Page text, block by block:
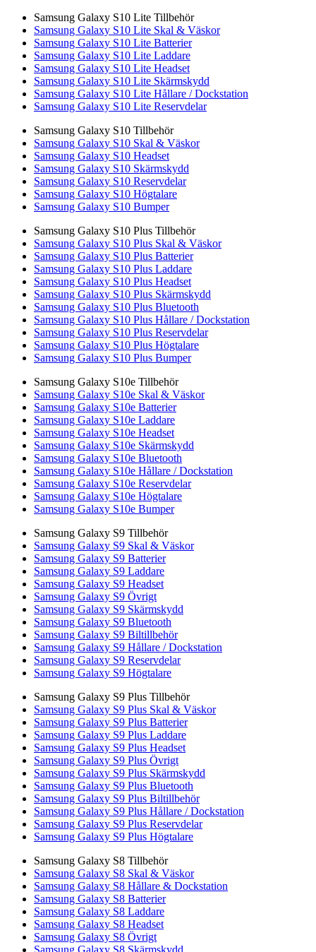
Samsung Galaxy S10 Lite Tillbehör
Samsung Galaxy S10 Lite Skal & Väskor
Samsung Galaxy S10 Lite Batterier
Samsung Galaxy S10 Lite Laddare
Samsung Galaxy S10 Lite Headset
Samsung Galaxy S10 Lite Skärmskydd
Samsung Galaxy S10 Lite Hållare / Dockstation
Samsung Galaxy S10 Lite Reservdelar
Samsung Galaxy S10 Tillbehör
Samsung Galaxy S10 Skal & Väskor
Samsung Galaxy S10 Headset
Samsung Galaxy S10 Skärmskydd
Samsung Galaxy S10 Reservdelar
Samsung Galaxy S10 Högtalare
Samsung Galaxy S10 Bumper
Samsung Galaxy S10 Plus Tillbehör
Samsung Galaxy S10 Plus Skal & Väskor
Samsung Galaxy S10 Plus Batterier
Samsung Galaxy S10 Plus Laddare
Samsung Galaxy S10 Plus Headset
Samsung Galaxy S10 Plus Skärmskydd
Samsung Galaxy S10 Plus Bluetooth
Samsung Galaxy S10 Plus Hållare / Dockstation
Samsung Galaxy S10 Plus Reservdelar
Samsung Galaxy S10 Plus Högtalare
Samsung Galaxy S10 Plus Bumper
Samsung Galaxy S10e Tillbehör
Samsung Galaxy S10e Skal & Väskor
Samsung Galaxy S10e Batterier
Samsung Galaxy S10e Laddare
Samsung Galaxy S10e Headset
Samsung Galaxy S10e Skärmskydd
Samsung Galaxy S10e Bluetooth
Samsung Galaxy S10e Hållare / Dockstation
Samsung Galaxy S10e Reservdelar
Samsung Galaxy S10e Högtalare
Samsung Galaxy S10e Bumper
Samsung Galaxy S9 Tillbehör
Samsung Galaxy S9 Skal & Väskor
Samsung Galaxy S9 Batterier
Samsung Galaxy S9 Laddare
Samsung Galaxy S9 Headset
Samsung Galaxy S9 Övrigt
Samsung Galaxy S9 Skärmskydd
Samsung Galaxy S9 Bluetooth
Samsung Galaxy S9 Biltillbehör
Samsung Galaxy S9 Hållare / Dockstation
Samsung Galaxy S9 Reservdelar
Samsung Galaxy S9 Högtalare
Samsung Galaxy S9 Plus Tillbehör
Samsung Galaxy S9 Plus Skal & Väskor
Samsung Galaxy S9 Plus Batterier
Samsung Galaxy S9 Plus Laddare
Samsung Galaxy S9 Plus Headset
Samsung Galaxy S9 Plus Övrigt
Samsung Galaxy S9 Plus Skärmskydd
Samsung Galaxy S9 Plus Bluetooth
Samsung Galaxy S9 Plus Biltillbehör
Samsung Galaxy S9 Plus Hållare / Dockstation
Samsung Galaxy S9 Plus Reservdelar
Samsung Galaxy S9 Plus Högtalare
Samsung Galaxy S8 Tillbehör
Samsung Galaxy S8 Skal & Väskor
Samsung Galaxy S8 Hållare & Dockstation
Samsung Galaxy S8 Batterier
Samsung Galaxy S8 Laddare
Samsung Galaxy S8 Headset
Samsung Galaxy S8 Övrigt
Samsung Galaxy S8 Skärmskydd